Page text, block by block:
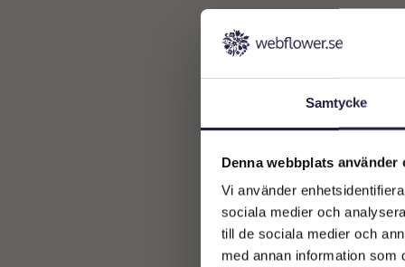
Samtycke
Denna webbplats använder
Vi använder
sociala medier och
till de sociala medier och
med annan information som